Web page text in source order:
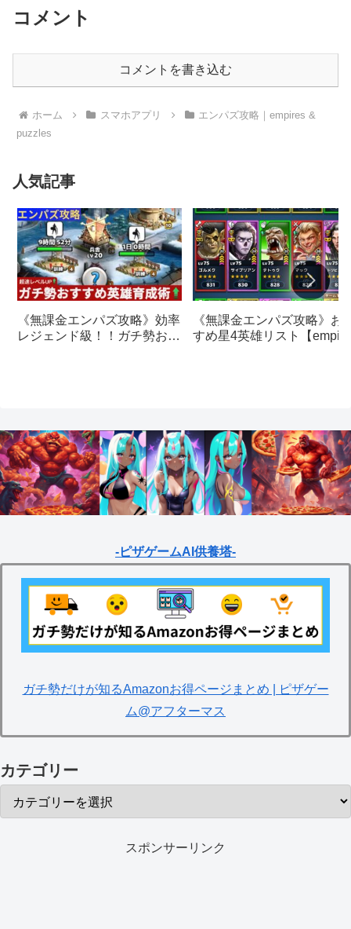
コメント
コメントを書き込む
ホーム スマホアプリ
エンパズ攻略｜empires &
puzzles
人気記事
《無課金エンパズ攻略》効率
レジェンド級！！ガチ勢おす
《無課金エンパズ攻略》お
すめ星4英雄リスト【
-ピザゲームAI供養塔-
ガチ勢だけが知るAmazonお得ページまとめ | ピザゲー
ム@アフターマス
カテゴリー
スポンサーリンク